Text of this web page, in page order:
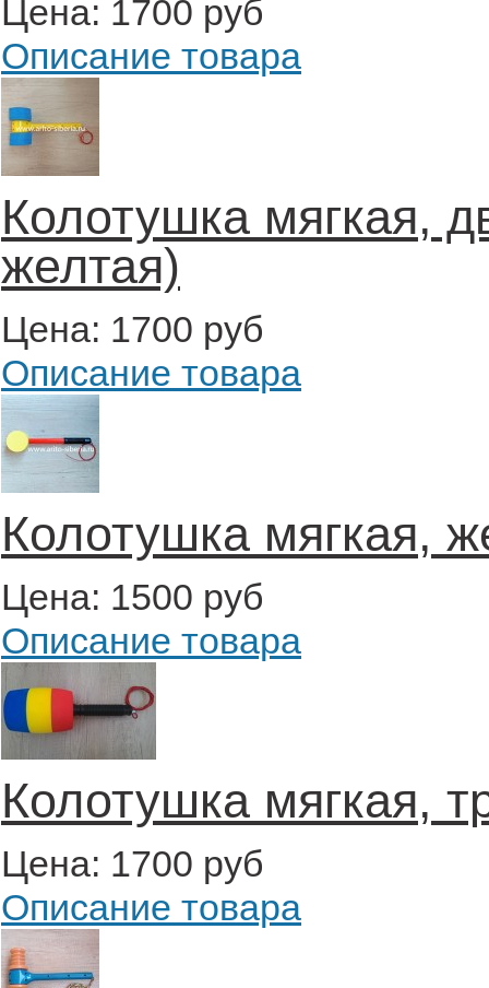
Цена: 1700 руб
Описание товара
Колотушка мягкая,
желтая)
Цена: 1700 руб
Описание товара
Колотушка мягкая,
Цена: 1500 руб
Описание товара
Колотушка мягкая,
Цена: 1700 руб
Описание товара